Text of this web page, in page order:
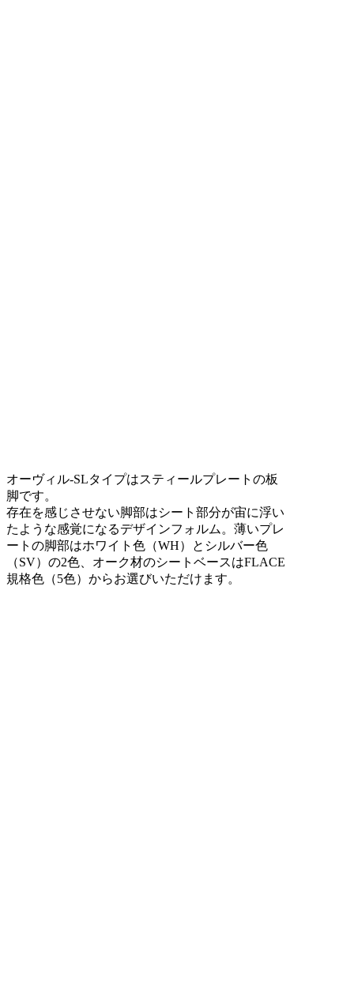
オーヴィル-SLタイプはスティールプレートの板
脚です。
存在を感じさせない脚部はシート部分が宙に浮い
たような感覚になるデザインフォルム。薄いプレ
ートの脚部はホワイト色（WH）とシルバー色
（SV）の2色、オーク材のシートベースはFLACE
規格色（5色）からお選びいただけます。